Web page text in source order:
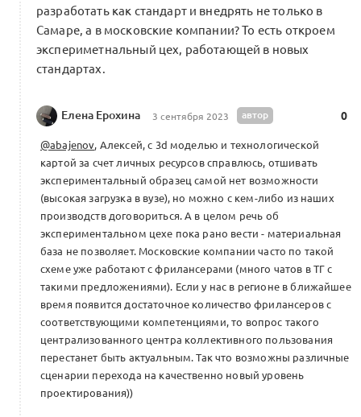
разработать как стандарт и внедрять не только в
Самаре, а в московские компании? То есть откроем
экспериметнальный цех, работающей в новых
стандартах.
Елена Ерохина 3 сентября 2023 автор 0
@abajenov, Алексей, с 3d моделью и технологической
картой за счет личных ресурсов справлюсь, отшивать
экспериментальный образец самой нет возможности
(высокая загрузка в вузе), но можно с кем-либо из наших
производств договориться. А в целом речь об
экспериментальном цехе пока рано вести - материальная
база не позволяет. Московские компании часто по такой
схеме уже работают с фрилансерами (много чатов в ТГ с
такими предложениями). Если у нас в регионе в ближайшее
время появится достаточное количество фрилансеров с
соответствующими компетенциями, то вопрос такого
централизованного центра коллективного пользования
перестанет быть актуальным. Так что возможны различные
сценарии перехода на качественно новый уровень
проектирования))